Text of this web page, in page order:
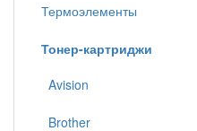
Термоэлементы
Тонер-картриджи
Avision
Brother